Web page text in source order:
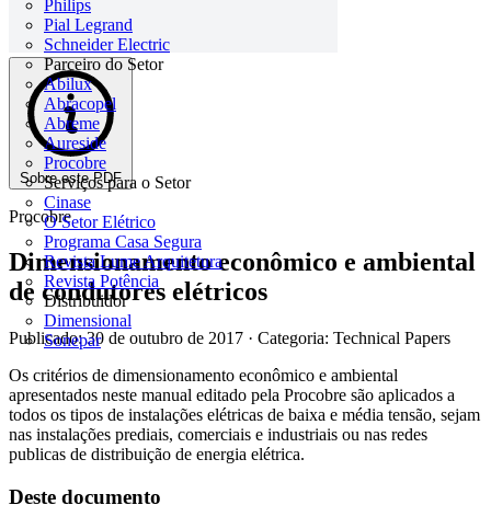
Philips
Pial Legrand
Schneider Electric
Parceiro do Setor
Abilux
Abracopel
Abreme
Aureside
Procobre
Serviços para o Setor
Cinase
O Setor Elétrico
Programa Casa Segura
Revista Lume Arquitetura
Revista Potência
Distribuidor
Dimensional
Sonepar
Sobre este PDF
Procobre
Dimensionamento econômico e ambiental
de condutores elétricos
Publicado: 30 de outubro de 2017 · Categoria: Technical Papers
Os critérios de dimensionamento econômico e ambiental
apresentados neste manual editado pela Procobre são aplicados a
todos os tipos de instalações elétricas de baixa e média tensão, sejam
nas instalações prediais, comerciais e industriais ou nas redes
publicas de distribuição de energia elétrica.
Deste documento